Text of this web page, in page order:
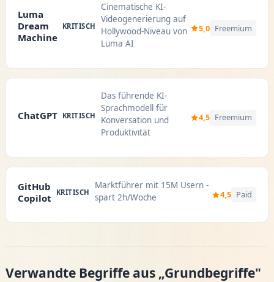
Luma
Dream
Machine
KRITISCH
Cinematische KI-
Videogenerierung auf
Hollywood-Niveau von
Luma AI
5,0 Freemium
ChatGPT KRITISCH
Das führende KI-
Sprachmodell für
Konversation und
Produktivität
4,5 Freemium
GitHub
Copilot
KRITISCH
Marktführer mit 15M Usern -
spart 2h/Woche
4,5 Paid
Verwandte Begriffe aus „Grundbegriffe"